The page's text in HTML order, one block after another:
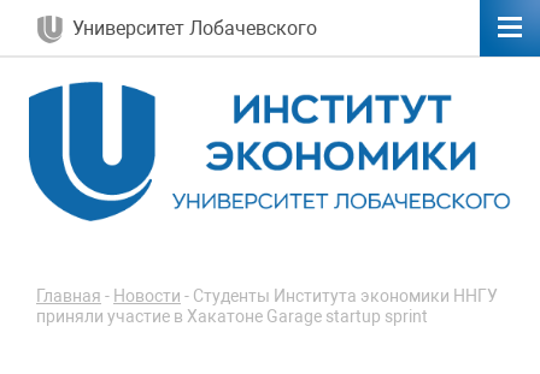
Университет Лобачевского
Главная - Новости - Студенты Института экономики ННГУ
приняли участие в Хакатоне Garage startup sprint